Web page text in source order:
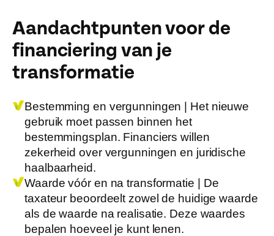
Aandachtpunten voor de
financiering van je
transformatie
Bestemming en vergunningen | Het nieuwe
gebruik moet passen binnen het
bestemmingsplan. Financiers willen
zekerheid over vergunningen en juridische
haalbaarheid.
Waarde vóór en na transformatie | De
taxateur beoordeelt zowel de huidige waarde
als de waarde na realisatie. Deze waardes
bepalen hoeveel je kunt lenen.